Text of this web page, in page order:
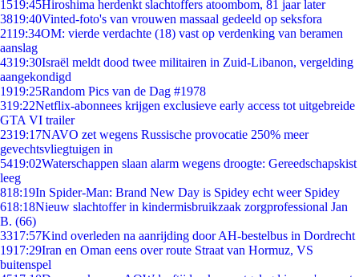
1519:45Hiroshima herdenkt slachtoffers atoombom, 81 jaar later
3819:40Vinted-foto's van vrouwen massaal gedeeld op seksfora
2119:34OM: vierde verdachte (18) vast op verdenking van beramen
aanslag
4319:30Israël meldt dood twee militairen in Zuid-Libanon, vergelding
aangekondigd
1919:25Random Pics van de Dag #1978
319:22Netflix-abonnees krijgen exclusieve early access tot uitgebreide
GTA VI trailer
2319:17NAVO zet wegens Russische provocatie 250% meer
gevechtsvliegtuigen in
5419:02Waterschappen slaan alarm wegens droogte: Gereedschapskist
leeg
818:19In Spider-Man: Brand New Day is Spidey echt weer Spidey
618:18Nieuw slachtoffer in kindermisbruikzaak zorgprofessional Jan
B. (66)
3317:57Kind overleden na aanrijding door AH-bestelbus in Dordrecht
1917:29Iran en Oman eens over route Straat van Hormuz, VS
buitenspel